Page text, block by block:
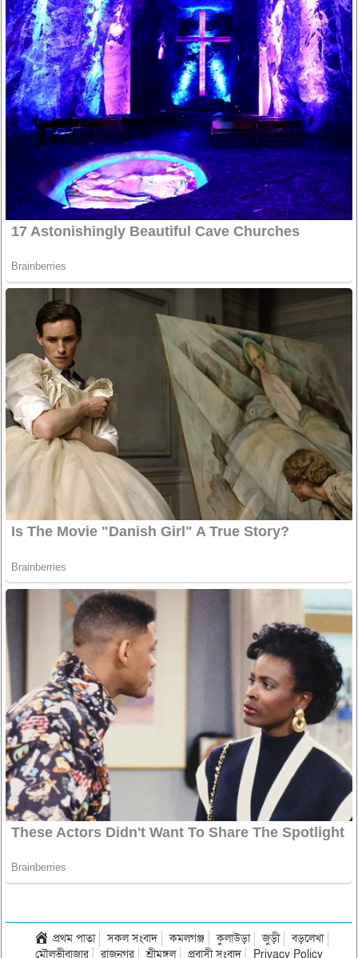
প্রথম পাতা সকল সংবাদ কমলগঞ্জ কুলাউড়া জুড়ী
বড়লেখা
মৌলভীবাজার
রাজনগর শ্রীমঙ্গল প্রবাসী সংবাদ Privacy Policy